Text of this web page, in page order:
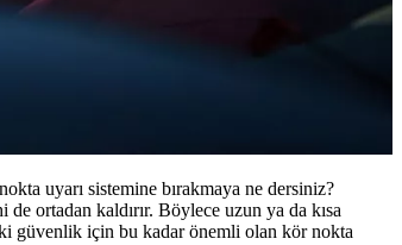
uyarı sistemine bırakmaya ne dersiniz?
ortadan kaldırır. Böylece uzun ya da kısa
güvenlik için bu kadar önemli olan kör nokta